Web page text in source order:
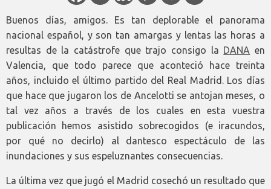
Buenos días, amigos. Es tan deplorable el panorama
nacional español, y son tan amargas y lentas las horas a
resultas de la catástrofe que trajo consigo la DANA en
Valencia, que todo parece que aconteció hace treinta
años, incluido el último partido del Real Madrid. Los días
que hace que jugaron los de Ancelotti se antojan meses, o
tal vez años a través de los cuales en esta vuestra
publicación hemos asistido sobrecogidos (e iracundos,
por qué no decirlo) al dantesco espectáculo de las
inundaciones y sus espeluznantes consecuencias.
La última vez que jugó el Madrid cosechó un resultado que